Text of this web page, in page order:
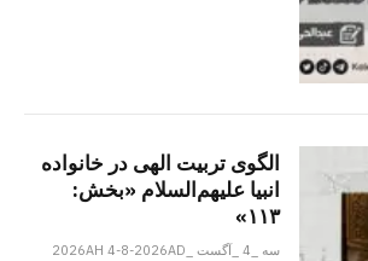
الگوی تربیت الهی در خانواده
انبیا‌‌ علیهم‌السلام «بخش:
۱۱۳»
سه _4 _آگست _2026AH 4-8-2026AD